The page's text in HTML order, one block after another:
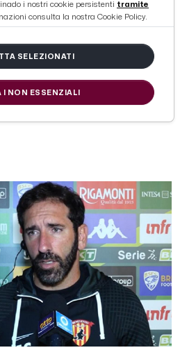
1-0: voci Caserta
male. Basta
posizione”),
i nostri cookie persistenti tramite
consulta la nostra Cookie Policy.
SELEZIONATI
I NON ESSENZIALI